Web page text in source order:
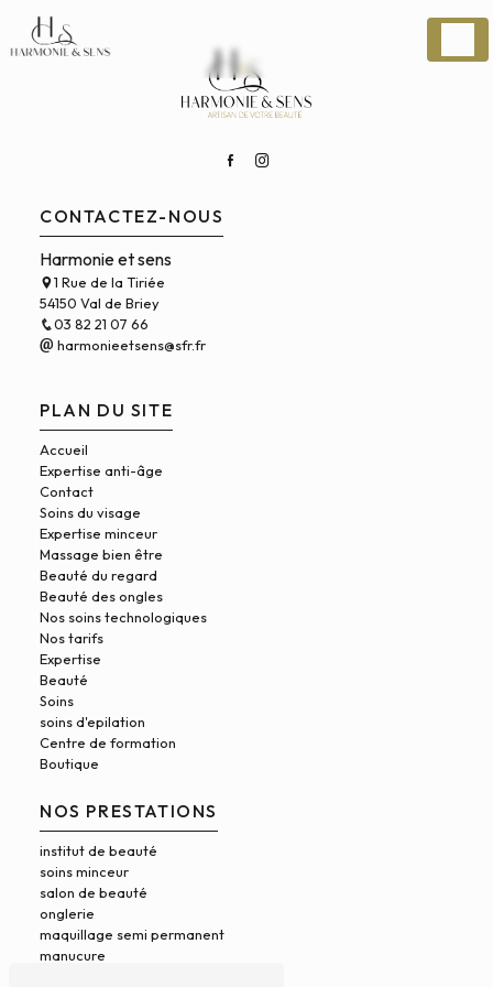
Faire le diagnostic
CONTACTEZ-NOUS
Harmonie et sens
1 Rue de la Tiriée
54150 Val de Briey
03 82 21 07 66
harmonieetsens@sfr.fr
PLAN DU SITE
Accueil
Expertise anti-âge
Contact
Soins du visage
Expertise minceur
Massage bien être
Beauté du regard
Beauté des ongles
Nos soins technologiques
Nos tarifs
Expertise
Beauté
Soins
soins d'epilation
Centre de formation
Boutique
NOS PRESTATIONS
institut de beauté
soins minceur
salon de beauté
onglerie
maquillage semi permanent
manucure
Panneau de gestion des cookies